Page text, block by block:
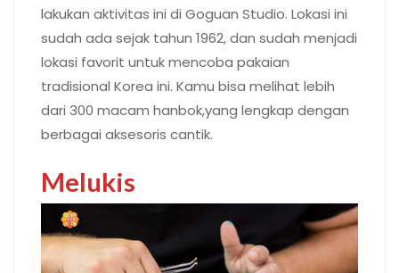
lakukan aktivitas ini di Goguan Studio. Lokasi ini
sudah ada sejak tahun 1962, dan sudah menjadi
lokasi favorit untuk mencoba pakaian
tradisional Korea ini. Kamu bisa melihat lebih
dari 300 macam hanbok,yang lengkap dengan
berbagai aksesoris cantik.
Melukis